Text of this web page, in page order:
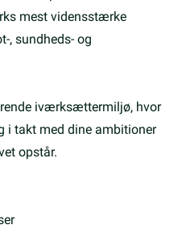
mest vidensstærke
, sundheds- og
iværksættermiljø, hvor
i takt med dine ambitioner
opstår.